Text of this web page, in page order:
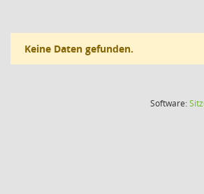
Keine Daten gefunden.
Software: